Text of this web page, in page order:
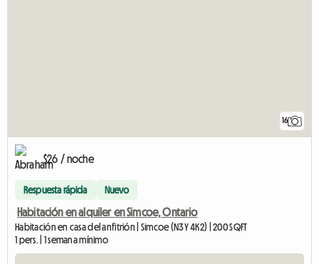
16
$26 / noche
Respuesta rápida Nuevo
Habitación en alquiler en Simcoe, Ontario
Habitación en casa del anfitrión | Simcoe (N3Y 4K2) | 200 SQFT
1 pers. | 1 semana mínimo